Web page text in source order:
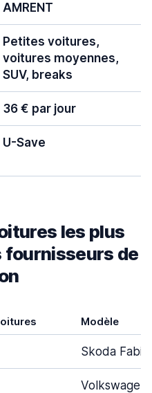
AMRENT
Petites voitures,
voitures moyennes,
SUV, breaks
36 € par jour
U-Save
les plus
fournisseurs de
Modèle
Skoda Fabia
Volkswagen